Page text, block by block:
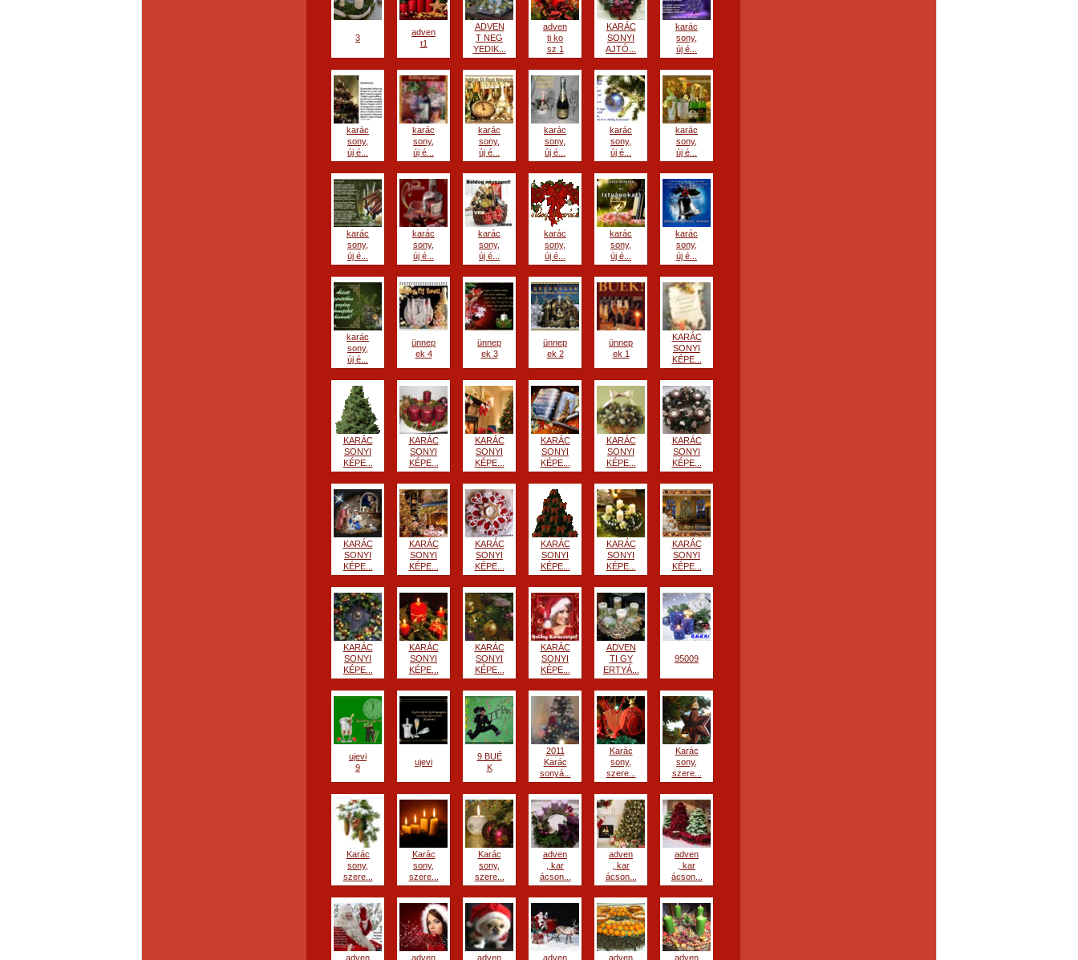
3
adven
t1
ADVEN
T NEG
YEDIK...
adven
ti ko
sz 1
KARÁC
SONYI
AJTÓ...
karác
sony,
új é...
karác
sony,
új é...
karác
sony,
új é...
karác
sony,
új é...
karác
sony,
új é...
karác
sony,
új é...
karác
sony,
új é...
karác
sony,
új é...
karác
sony,
új é...
karác
sony,
új é...
karác
sony,
új é...
karác
sony,
új é...
karác
sony,
új é...
karác
sony,
új é...
ünnep
ek 4
ünnep
ek 3
ünnep
ek 2
ünnep
ek 1
KARÁC
SONYI
KÉPE...
KARÁC
SONYI
KÉPE...
KARÁC
SONYI
KÉPE...
KARÁC
SONYI
KÉPE...
KARÁC
SONYI
KÉPE...
KARÁC
SONYI
KÉPE...
KARÁC
SONYI
KÉPE...
KARÁC
SONYI
KÉPE...
KARÁC
SONYI
KÉPE...
KARÁC
SONYI
KÉPE...
KARÁC
SONYI
KÉPE...
KARÁC
SONYI
KÉPE...
KARÁC
SONYI
KÉPE...
KARÁC
SONYI
KÉPE...
KARÁC
SONYI
KÉPE...
KARÁC
SONYI
KÉPE...
KARÁC
SONYI
KÉPE...
ADVEN
TI GY
ERTYÁ...
95009
ujevi
9
ujevi
9 BUÉ
K
2011
Karác
sonyá...
Karác
sony,
szere...
Karác
sony,
szere...
Karác
sony,
szere...
Karác
sony,
szere...
Karác
sony,
szere...
adven
, kar
ácson...
adven
, kar
ácson...
adven
, kar
ácson...
adven
adven
adven
adven
adven
adven